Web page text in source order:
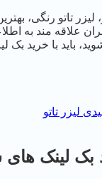
تاتو رنگی،
علاقه مند به
باید با خرید
بک لینک